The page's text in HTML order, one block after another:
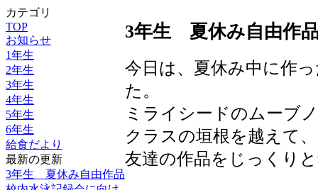
カテゴリ
TOP
お知らせ
1年生
2年生
3年生
4年生
5年生
6年生
給食だより
最新の更新
3年生 夏休み自由作品
3年生 夏休み自由作
今日は、夏休み中に作
た。
ミライシードのムーブ
クラスの垣根を越えて、
友達の作品をじっくり